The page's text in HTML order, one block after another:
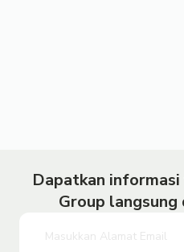
Dapatkan
Group langsung